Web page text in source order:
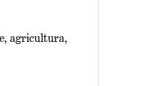
agricultura,